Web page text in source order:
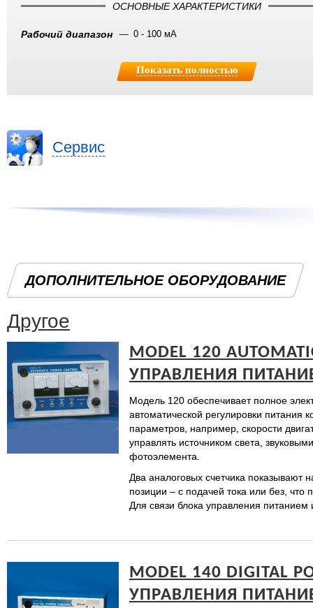
ОСНОВНЫЕ ХАРАКТЕРИСТИКИ
Рабочий диапазон 0 - 100 мА
Показать полностью
Сервис
ДОПОЛНИТЕЛЬНОЕ ОБОРУДОВАНИЕ
Другое
MODEL 120
УПРАВЛЕНИЯ
Модель 120 обеспечивает полное
автоматической регулировки питания
параметров, например, скорости
управлять источником света,
фотоэлемента.
Два аналоговых счетчика
позиции – с подачей тока или без, что
Для связи блока управления
MODEL 140 DIGITAL
УПРАВЛЕНИЯ